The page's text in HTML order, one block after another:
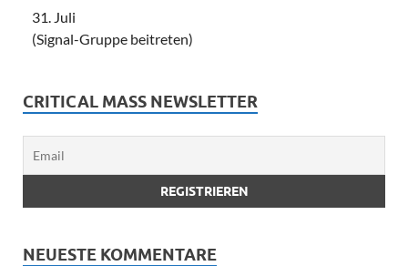
31. Juli
(Signal-Gruppe beitreten)
CRITICAL MASS NEWSLETTER
NEUESTE KOMMENTARE